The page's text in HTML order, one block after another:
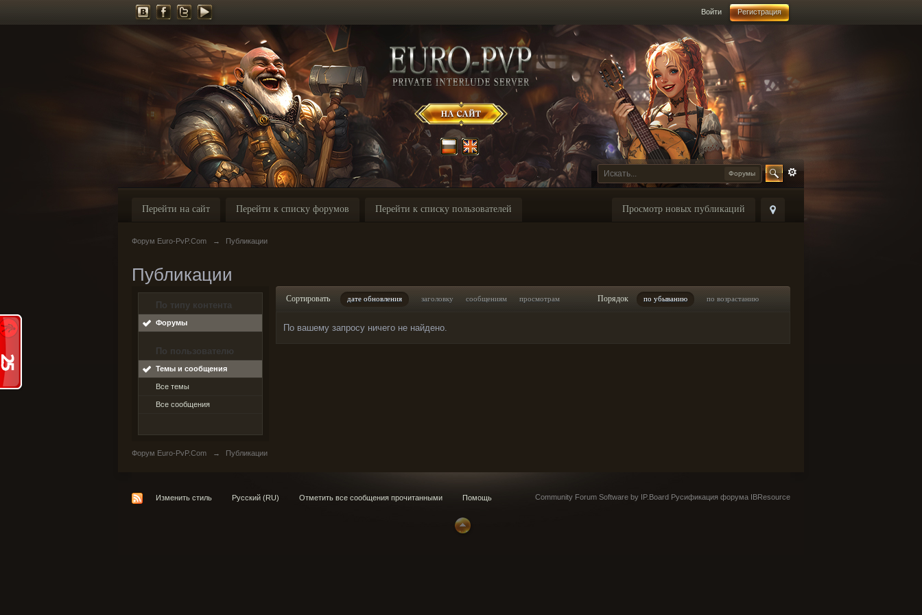
Войти Регистрация
Форумы
Просмотр новых публикаций
Перейти на сайт Перейти к списку форумов Перейти к списку пользователей
Форум Euro-PvP.Com → Публикации
Публикации
По типу контента
Форумы
По пользователю
Темы и сообщения
Все темы
Все сообщения
Сортировать дате обновления заголовку сообщениям просмотрам Порядок по убыванию по возрастанию
По вашему запросу ничего не найдено.
Форум Euro-PvP.Com → Публикации
Изменить стиль Русский (RU) Отметить все сообщения прочитанными Помощь Community Forum Software by IP.Board Русификация форума IBResource